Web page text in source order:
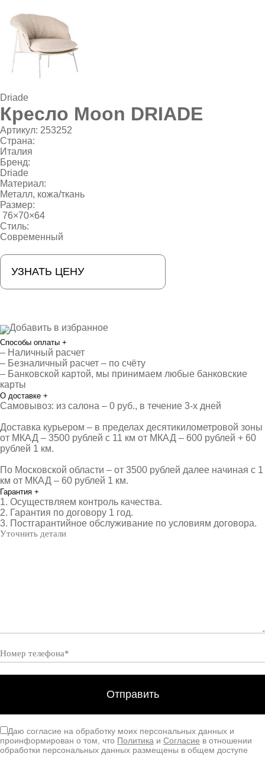
Driade
Кресло Moon DRIADE
Артикул: 253252
Страна:
Италия
Бренд:
Driade
Материал:
Металл, кожа/ткань
Размер:
76×70×64
Стиль:
Современный
УЗНАТЬ ЦЕНУ
Добавить в избранное
Способы оплаты +
– Наличный расчет
– Безналичный расчет – по счёту
– Банковской картой, мы принимаем любые банковские
карты
О доставке +
Самовывоз: из салона – 0 руб., в течение 3-х дней
Доставка курьером – в пределах десятикилометровой зоны
от МКАД – 3500 рублей с 11 км от МКАД – 600 рублей + 60
рублей 1 км.
По Московской области – от 3500 рублей далее начиная с 1
км от МКАД – 60 рублей 1 км.
Гарантия +
1. Осуществляем контроль качества.
2. Гарантия по договору 1 год.
3. Постгарантийное обслуживание по условиям договора.
Даю согласие на обработку моих персональных данных и
проинформирован о том, что Политика и Согласие в отношении
обработки персональных данных размещены в общем доступе